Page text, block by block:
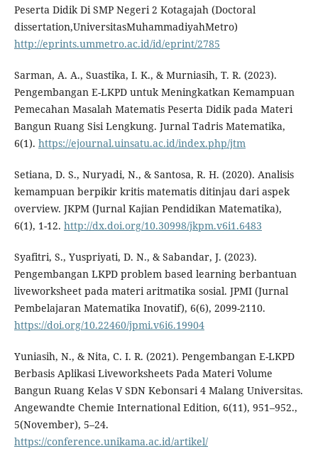
Peserta Didik Di SMP Negeri 2 Kotagajah (Doctoral
dissertation,UniversitasMuhammadiyahMetro)
http://eprints.ummetro.ac.id/id/eprint/2785
Sarman, A. A., Suastika, I. K., & Murniasih, T. R. (2023).
Pengembangan E-LKPD untuk Meningkatkan Kemampuan
Pemecahan Masalah Matematis Peserta Didik pada Materi
Bangun Ruang Sisi Lengkung. Jurnal Tadris Matematika,
6(1). https://ejournal.uinsatu.ac.id/index.php/jtm
Setiana, D. S., Nuryadi, N., & Santosa, R. H. (2020). Analisis
kemampuan berpikir kritis matematis ditinjau dari aspek
overview. JKPM (Jurnal Kajian Pendidikan Matematika),
6(1), 1-12. http://dx.doi.org/10.30998/jkpm.v6i1.6483
Syafitri, S., Yuspriyati, D. N., & Sabandar, J. (2023).
Pengembangan LKPD problem based learning berbantuan
liveworksheet pada materi aritmatika sosial. JPMI (Jurnal
Pembelajaran Matematika Inovatif), 6(6), 2099-2110.
https://doi.org/10.22460/jpmi.v6i6.19904
Yuniasih, N., & Nita, C. I. R. (2021). Pengembangan E-LKPD
Berbasis Aplikasi Liveworksheets Pada Materi Volume
Bangun Ruang Kelas V SDN Kebonsari 4 Malang Universitas.
Angewandte Chemie International Edition, 6(11), 951–952.,
5(November), 5–24.
https://conference.unikama.ac.id/artikel/